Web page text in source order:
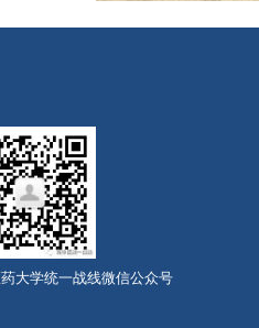
大学统一战线微信公众号